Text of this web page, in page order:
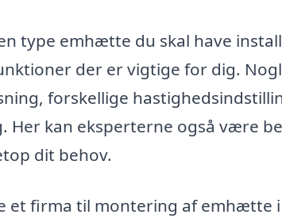
type emhætte du skal have
der er vigtige for dig.
forskellige
kan eksperterne også være
dit behov.
et firma til montering af emhætte